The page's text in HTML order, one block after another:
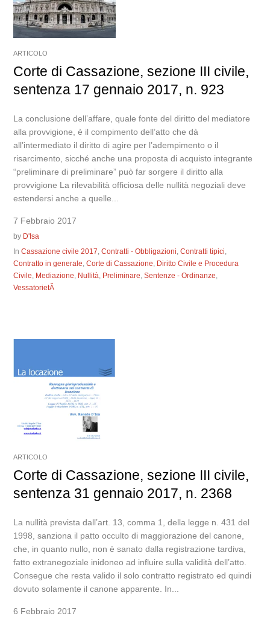
ARTICOLO
Corte di Cassazione, sezione III civile,
sentenza 17 gennaio 2017, n. 923
La conclusione dell’affare, quale fonte del diritto del mediatore
alla provvigione, è il compimento dell’atto che dà
all’intermediato il diritto di agire per l’adempimento o il
risarcimento, sicché anche una proposta di acquisto integrante
“preliminare di preliminare” può far sorgere il diritto alla
provvigione La rilevabilità officiosa delle nullità negoziali deve
estendersi anche a quelle...
7 Febbraio 2017
by D'Isa
InCassazione civile 2017,Contratti - Obbligazioni,Contratti tipici,
Contratto in generale,Corte di Cassazione, Diritto Civile e Procedura
Civile, Mediazione, Nullità, Preliminare,Sentenze - Ordinanze,
VessatorietÃ
ARTICOLO
Corte di Cassazione, sezione III civile,
sentenza 31 gennaio 2017, n. 2368
La nullità prevista dall’art. 13, comma 1, della legge n. 431 del
1998, sanziona il patto occulto di maggiorazione del canone,
che, in quanto nullo, non è sanato dalla registrazione tardiva,
fatto extranegoziale inidoneo ad influire sulla validità dell’atto.
Consegue che resta valido il solo contratto registrato ed quindi
dovuto solamente il canone apparente. In...
6 Febbraio 2017